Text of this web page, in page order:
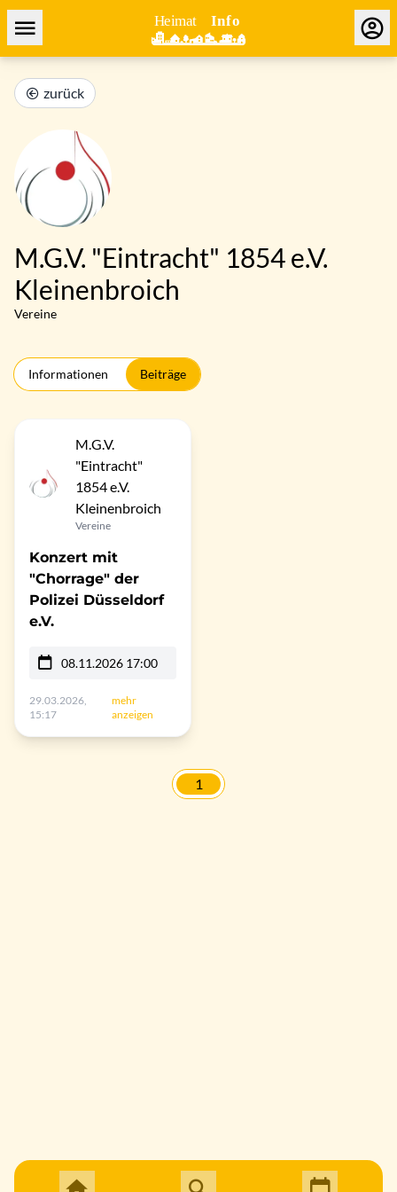
zurück
M.G.V. "Eintracht" 1854 e.V.
Kleinenbroich
Vereine
Informationen Beiträge
M.G.V.
"Eintracht"
1854 e.V.
Kleinenbroich
Vereine
Konzert mit
"Chorrage" der
Polizei Düsseldorf
e.V.
08.11.2026 17:00
29.03.2026,
15:17
mehr
anzeigen
1